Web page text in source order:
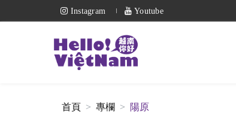
Instagram Youtube
首頁 專欄 陽原